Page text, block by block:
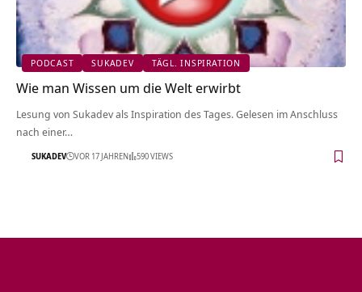
PODCAST SUKADEV TÄGL. INSPIRATION
Wie man Wissen um die Welt erwirbt
Lesung von Sukadev als Inspiration des Tages. Gelesen im Anschluss
nach einer…
SUKADEV VOR 17 JAHREN 590 VIEWS